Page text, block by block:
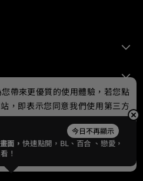
Entertainment Co., Ltd.
今日不再顯示
面，快速點開，BL、 百合 、戀愛，
！
帶來更優質的使用體驗，若您點
，即表示您同意我們使用第三方
隱私權政策。
同意